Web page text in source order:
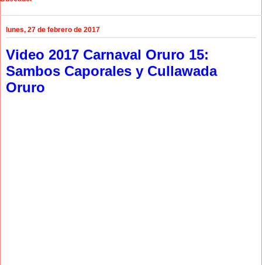
lunes, 27 de febrero de 2017
Video 2017 Carnaval Oruro 15:
Sambos Caporales y Cullawada
Oruro